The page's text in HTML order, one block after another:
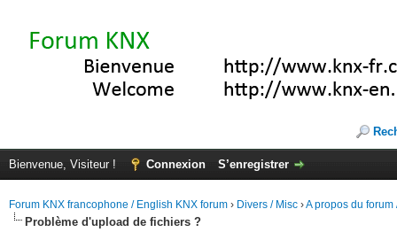
Bienvenue, Visiteur ! Connexion S’enregistrer
Forum KNX francophone / English KNX forum › Divers / Misc ›A propos du forum
Problème d'upload de fichiers ?